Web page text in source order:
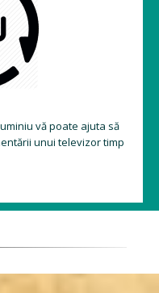
vă poate ajuta să
unui televizor timp